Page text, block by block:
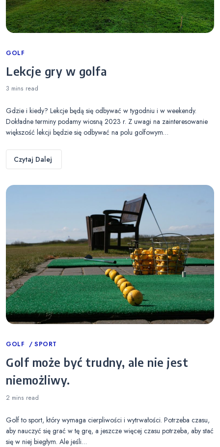
Categories
GOLF
Lekcje gry w golfa
3 mins read
Gdzie i kiedy? Lekcje będą się odbywać w tygodniu i w weekendy.
Dokładne terminy podamy wiosną 2023 r. Z uwagi na zainteresowanie
większość lekcji będzie się odbywać na polu golfowym…
Czytaj Dalej
Categories
GOLF SPORT
Golf może być trudny, ale nie jest
niemożliwy.
2 mins read
Golf to sport, który wymaga cierpliwości i wytrwałości. Potrzeba czasu,
aby nauczyć się grać w tę grę, a jeszcze więcej czasu potrzeba, aby stać
się w niej biegłym. Ale jeśli…